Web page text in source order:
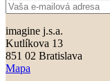
imagine j.s.a.
Kutlíkova 13
851 02 Bratislava
Mapa